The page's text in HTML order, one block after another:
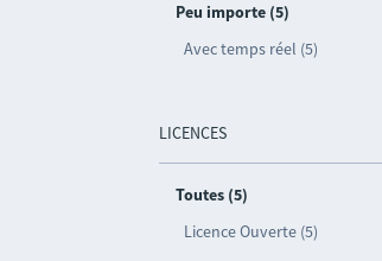
Peu importe (5)
Avec temps réel (5)
LICENCES
Toutes (5)
Licence Ouverte (5)